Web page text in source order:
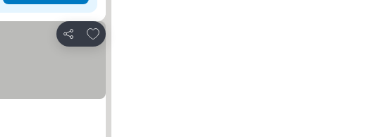
Compartir
Añadir a favoritos